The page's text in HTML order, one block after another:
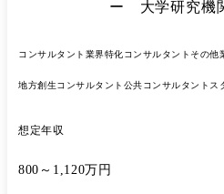
ー 大学研究機
コンサルタント 業界特化コンサルタント その他
地方創生コンサルタント 公共コンサルタント ス
想定年収
800～1,120万円